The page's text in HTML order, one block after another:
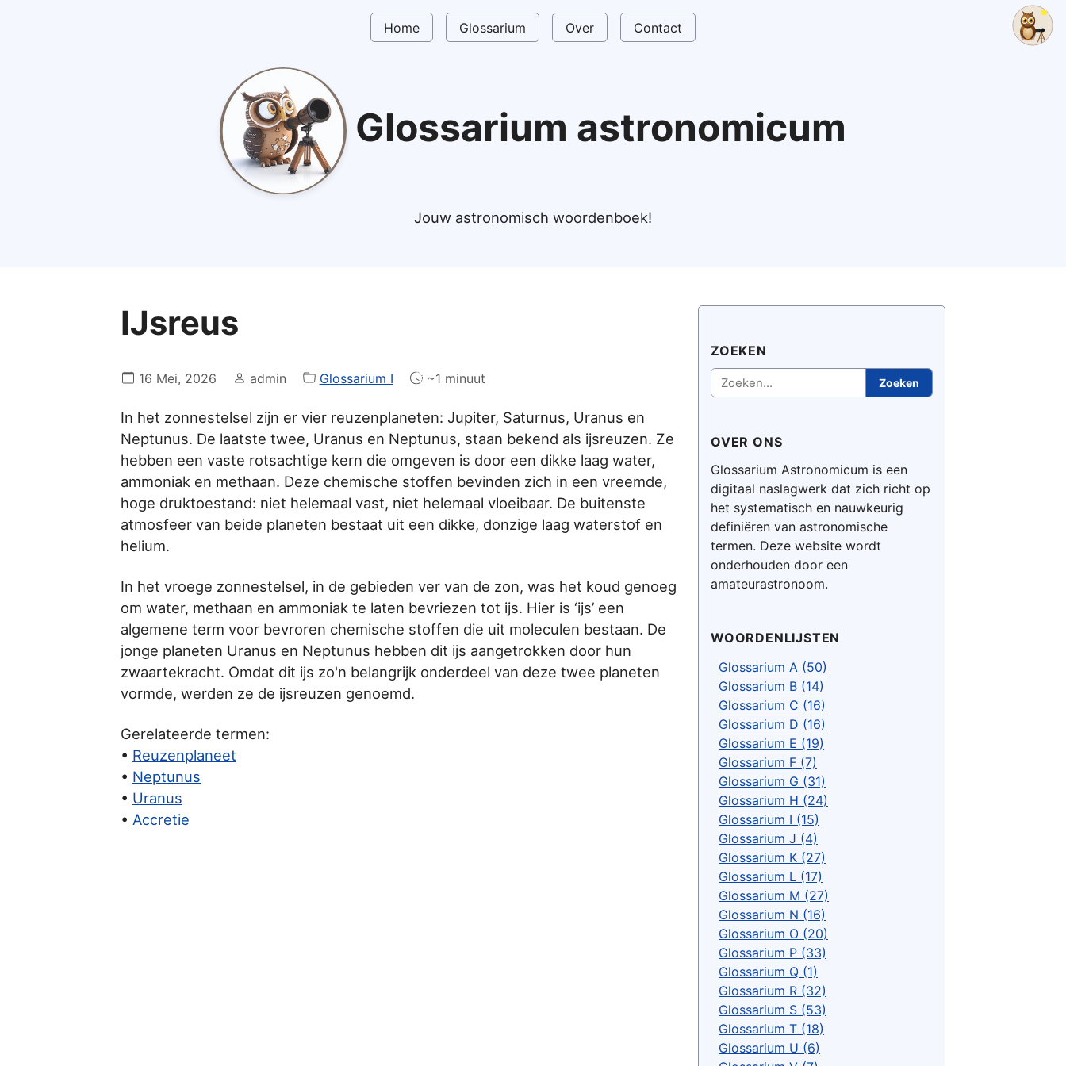
Home Glossarium Over Contact
Glossarium astronomicum
Jouw astronomisch woordenboek!
IJsreus
16 Mei, 2026 admin Glossarium I ~1 minuut
In het zonnestelsel zijn er vier reuzenplaneten: Jupiter, Saturnus, Uranus en
Neptunus. De laatste twee, Uranus en Neptunus, staan bekend als ijsreuzen. Ze
hebben een vaste rotsachtige kern die omgeven is door een dikke laag water,
ammoniak en methaan. Deze chemische stoffen bevinden zich in een vreemde,
hoge druktoestand: niet helemaal vast, niet helemaal vloeibaar. De buitenste
atmosfeer van beide planeten bestaat uit een dikke, donzige laag waterstof en
helium.
In het vroege zonnestelsel, in de gebieden ver van de zon, was het koud genoeg
om water, methaan en ammoniak te laten bevriezen tot ijs. Hier is ‘ijs’ een
algemene term voor bevroren chemische stoffen die uit moleculen bestaan. De
jonge planeten Uranus en Neptunus hebben dit ijs aangetrokken door hun
zwaartekracht. Omdat dit ijs zo'n belangrijk onderdeel van deze twee planeten
vormde, werden ze de ijsreuzen genoemd.
Gerelateerde termen:
• Reuzenplaneet
• Neptunus
• Uranus
• Accretie
ZOEKEN
Zoeken
Zoeken
OVER ONS
Glossarium Astronomicum is een
digitaal naslagwerk dat zich richt op
het systematisch en nauwkeurig
definiëren van astronomische
termen. Deze website wordt
onderhouden door een
amateurastronoom.
WOORDENLIJSTEN
Glossarium A (50)
Glossarium B (14)
Glossarium C (16)
Glossarium D (16)
Glossarium E (19)
Glossarium F (7)
Glossarium G (31)
Glossarium H (24)
Glossarium I (15)
Glossarium J (4)
Glossarium K (27)
Glossarium L (17)
Glossarium M (27)
Glossarium N (16)
Glossarium O (20)
Glossarium P (33)
Glossarium Q (1)
Glossarium R (32)
Glossarium S (53)
Glossarium T (18)
Glossarium U (6)